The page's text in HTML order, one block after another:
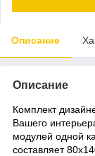
Описание
Описание
Комплект
Вашего
модулей одной
составляет